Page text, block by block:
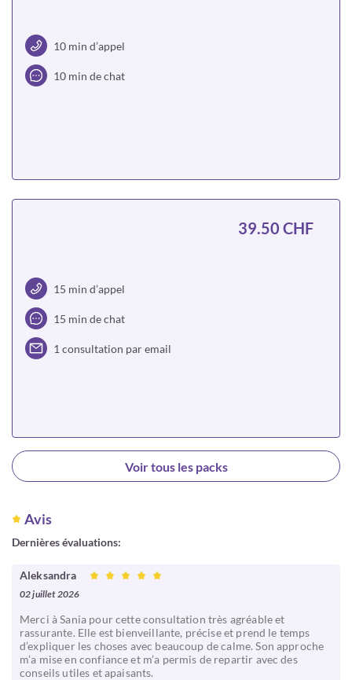
10 min d’appel
10 min de chat
15 min d’appel
15 min de chat
1 consultation par email
39.50 CHF
Choisir
Voir tous les packs
Avis
Dernières évaluations:
Aleksandra
02 juillet 2026
Merci à Sania pour cette consultation très agréable et
rassurante. Elle est bienveillante, précise et prend le temps
d’expliquer les choses avec beaucoup de calme. Son approche
m’a mise en confiance et m’a permis de repartir avec des
conseils utiles et apaisants.